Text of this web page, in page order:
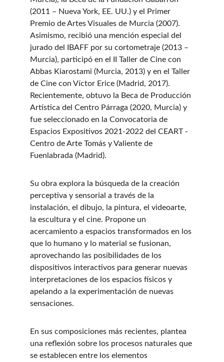
(2011 – Nueva York, EE. UU.) y el Primer
Premio de Artes Visuales de Murcia (2007).
Asimismo, recibió una mención especial del
jurado del IBAFF por su cortometraje (2013 –
Murcia), participó en el II Taller de Cine con
Abbas Kiarostami (Murcia, 2013) y en el Taller
de Cine con Víctor Erice (Madrid, 2017).
Recientemente, obtuvo la Beca de Producción
Artística del Centro Párraga (2020, Murcia) y
fue seleccionado en la Convocatoria de
Espacios Expositivos 2021-2022 del CEART -
Centro de Arte Tomás y Valiente de
Fuenlabrada (Madrid).
Su obra explora la búsqueda de la creación
perceptiva y sensorial a través de la
instalación, el dibujo, la pintura, el videoarte,
la escultura y el cine. Propone un
acercamiento a espacios transformados en los
que lo humano y lo material se fusionan,
aprovechando las posibilidades de los
dispositivos interactivos para generar nuevas
interpretaciones de los espacios físicos y
apelando a la experimentación de nuevas
sensaciones.
En sus composiciones más recientes, plantea
una reflexión sobre los procesos naturales que
se establecen entre los elementos